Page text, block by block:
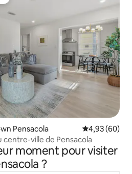
Pensacola Évaluation
4,93 (60)
centre-ville de Pensacola
moment pour visiter
?